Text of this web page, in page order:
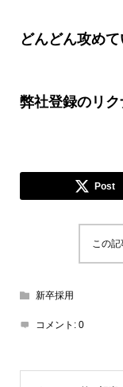
どんどん攻め
弊社登録のリク
Post
この
新卒採用
コメント: 0